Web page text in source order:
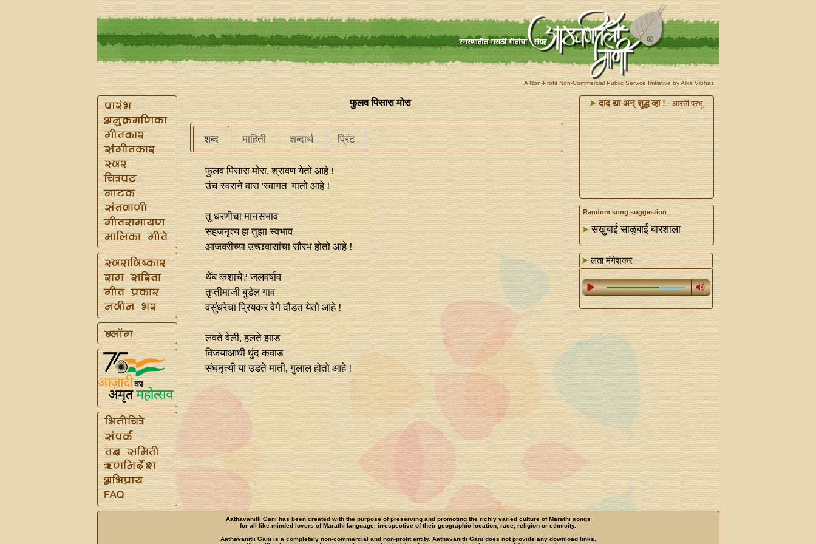
A Non-Profit Non-Commercial Public Service Initiative by Alka Vibhas
फुलव पिसारा मोरा
शब्द माहिती शब्दार्थ प्रिंट
फुलव पिसारा मोरा, श्रावण येतो आहे !
उंच स्वराने वारा 'स्वागत' गातो आहे !
तू धरणीचा मानसभाव
सहजनृत्य हा तुझा स्वभाव
आजवरीच्या उच्छवासांचा सौरभ होतो आहे !
थेंब कशाचे? जलवर्षाव
तृप्तीमाजी बुडेल गाव
वसुंधरेचा प्रियकर वेगे दौडत येतो आहे !
लवते वेली, हलते झाड
विजयाआधी धुंद कवाड
संघनृत्यी या उडते माती, गुलाल होतो आहे !
दाद द्या अन्‌ शुद्ध व्हा ! - आरती प्रभू
Random song suggestion
सखुबाई साळुबाई बारशाला
लता मंगेशकर
Aathavanitli Gani has been created with the purpose of preserving and promoting the richly varied culture of Marathi songs
for all like-minded lovers of Marathi language, irrespective of their geographic location, race, religion or ethnicity.
Aathavanitli Gani is a completely non-commercial and non-profit entity. Aathavanitli Gani does not provide any download links.